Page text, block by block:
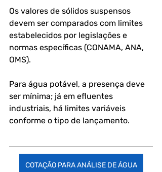
Os valores de sólidos suspensos
devem ser comparados com limites
estabelecidos por legislações e
normas específicas (CONAMA, ANA,
OMS).
Para água potável, a presença deve
ser mínima; já em efluentes
industriais, há limites variáveis
conforme o tipo de lançamento.
COTAÇÃO PARA ANÁLISE DE ÁGUA